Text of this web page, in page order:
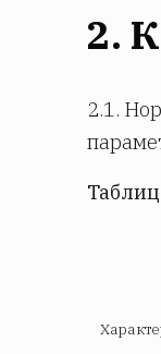
2.
2.1.